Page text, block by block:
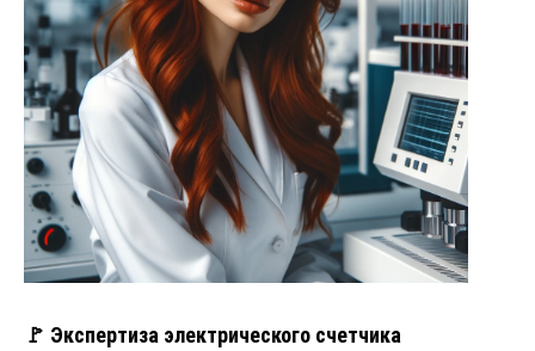
🚩 Экспертиза электрического счетчика